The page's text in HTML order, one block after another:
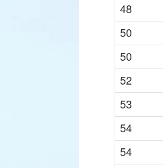
48
50
50
52
53
54
54